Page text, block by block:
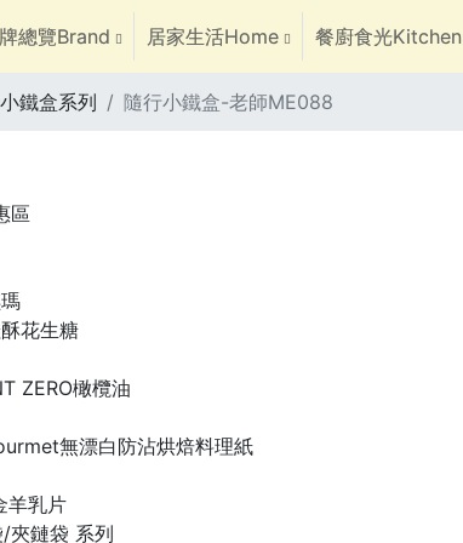
總覽Brand 居家生活Home 餐廚食光Kitchen
鐵盒系列 隨行小鐵盒-老師ME088
區
花生糖
ZERO橄欖油
無漂白防沾烘焙料理紙
羊乳片
夾鏈袋 系列